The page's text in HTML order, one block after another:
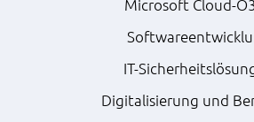
Microsoft Cloud-
IT-
Digitalisierung und